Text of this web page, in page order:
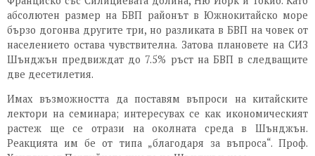
абсолютен размер на БВП районът в Южнокитайско море
бързо догонва другите три, но разликата в БВП на човек от
населението остава чувствителна. Затова плановете на СИЗ
Шънджън предвиждат до 7.5% ръст на БВП в следващите
две десетилетия.
Имах възможността да поставям въпроси на китайските
лектори на семинара; интересувах се как икономическият
растеж ще се отрази на околната среда в Шънджън.
Реакцията им бе от типа „благодаря за въпроса“. Проф.